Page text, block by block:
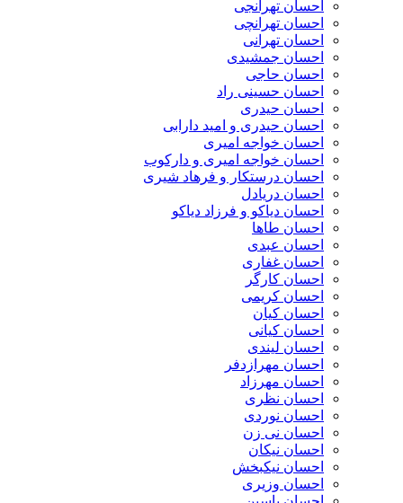
احسان تهرانجی
احسان تهرانچی
احسان تهرانی
احسان جمشیدی
احسان حاجی
احسان حسینی راد
احسان حیدری
احسان حیدری و امید دارابی
احسان خواجه امیری
احسان خواجه امیری و دارکوب
احسان درستكار و فرهاد شيرى
احسان دریادل
احسان دیاکو و فرزاد دیاکو
احسان طاها
احسان عبدی
احسان غفاری
احسان کارگر
احسان کریمی
احسان کیان
احسان کیانی
احسان لیندی
احسان مهرازدفر
احسان مهرزاد
احسان نظری
احسان نوردی
احسان نی زن
احسان نیکان
احسان نیکبخش
احسان وزیری